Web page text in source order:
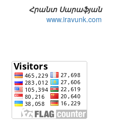
Հրանտ Սարաֆյան
www.iravunk.com